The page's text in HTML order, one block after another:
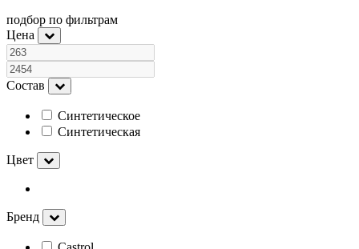
подбор по фильтрам
Цена
Состав
Синтетическое
Синтетическая
Цвет
Бренд